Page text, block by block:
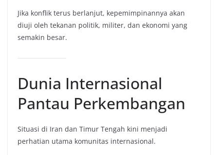
Jika konflik terus berlanjut, kepemimpinannya akan
diuji oleh tekanan politik, militer, dan ekonomi yang
semakin besar.
Dunia Internasional
Pantau Perkembangan
Situasi di Iran dan Timur Tengah kini menjadi
perhatian utama komunitas internasional.